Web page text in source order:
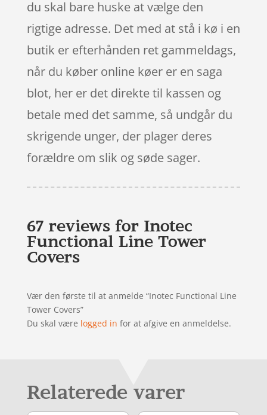
du skal bare huske at vælge den
rigtige adresse. Det med at stå i kø i en
butik er efterhånden ret gammeldags,
når du køber online køer er en saga
blot, her er det direkte til kassen og
betale med det samme, så undgår du
skrigende unger, der plager deres
forældre om slik og søde sager.
67 reviews for Inotec
Functional Line Tower
Covers
Vær den første til at anmelde “Inotec Functional Line
Tower Covers”
Du skal være logged in for at afgive en anmeldelse.
Relaterede varer